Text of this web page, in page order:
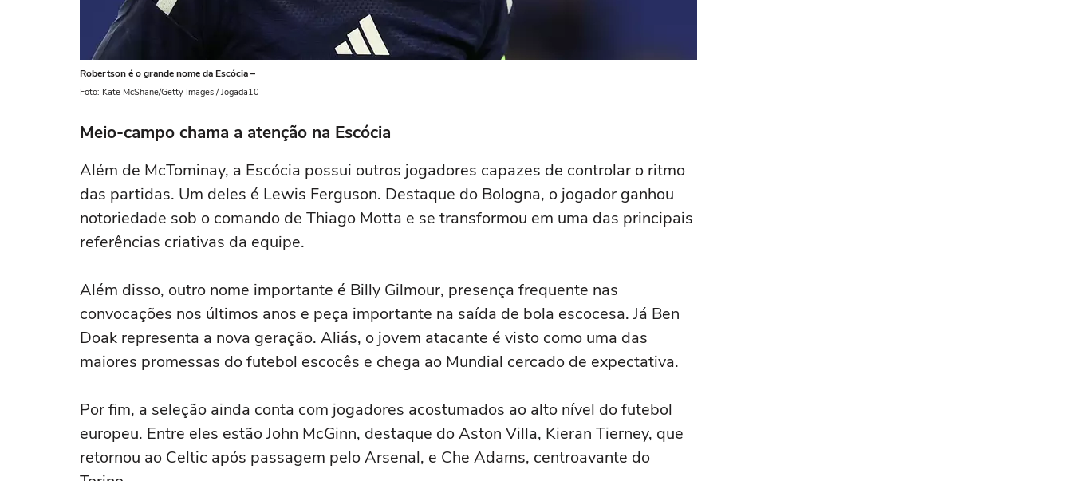
Robertson é o grande nome da Escócia –
Foto: Kate McShane/Getty Images / Jogada10
Meio-campo chama a atenção na Escócia
Além de McTominay, a Escócia possui outros jogadores capazes de controlar o ritmo
das partidas. Um deles é Lewis Ferguson. Destaque do Bologna, o jogador ganhou
notoriedade sob o comando de Thiago Motta e se transformou em uma das principais
referências criativas da equipe.
Além disso, outro nome importante é Billy Gilmour, presença frequente nas
convocações nos últimos anos e peça importante na saída de bola escocesa. Já Ben
Doak representa a nova geração. Aliás, o jovem atacante é visto como uma das
maiores promessas do futebol escocês e chega ao Mundial cercado de expectativa.
Por fim, a seleção ainda conta com jogadores acostumados ao alto nível do futebol
europeu. Entre eles estão John McGinn, destaque do Aston Villa, Kieran Tierney, que
retornou ao Celtic após passagem pelo Arsenal, e Che Adams, centroavante do